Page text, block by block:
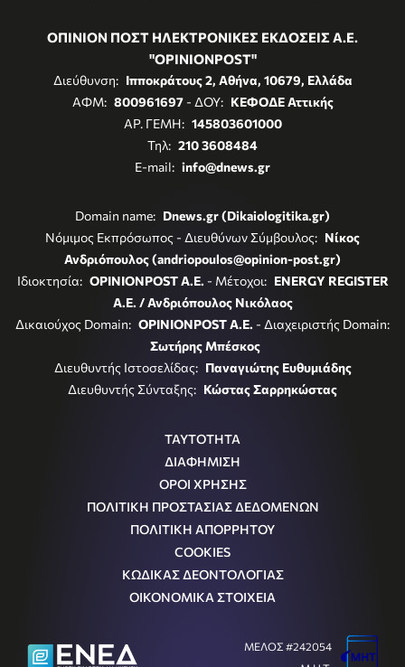
ΟΠΙΝΙΟΝ ΠΟΣΤ ΗΛΕΚΤΡΟΝΙΚΕΣ ΕΚΔΟΣΕΙΣ Α.Ε.
"OPINIONPOST"
Διεύθυνση: Ιπποκράτους 2, Αθήνα, 10679, Ελλάδα
ΑΦΜ: 800961697- ΔΟΥ: ΚΕΦΟΔΕ Αττικής
ΑΡ. ΓΕΜΗ: 145803601000
Τηλ: 210 3608484
E-mail: info@dnews.gr
Domain name: Dnews.gr (Dikaiologitika.gr)
Νόμιμος Εκπρόσωπος - Διευθύνων Σύμβουλος: Νίκος
Ανδριόπουλος (andriopoulos@opinion-post.gr)
Ιδιοκτησία: OPINIONPOST A.E. - Μέτοχοι: ENERGY REGISTER
Α.Ε. / Ανδριόπουλος Νικόλαος
Δικαιούχος Domain: OPINIONPOST A.E. - Διαχειριστής Domain:
Σωτήρης Μπέσκος
Διευθυντής Ιστοσελίδας: Παναγιώτης Ευθυμιάδης
Διευθυντής Σύνταξης: Κώστας Σαρρηκώστας
ΤΑΥΤΟΤΗΤΑ
ΔΙΑΦΗΜΙΣΗ
ΟΡΟΙ ΧΡΗΣΗΣ
ΠΟΛΙΤΙΚΗ ΠΡΟΣΤΑΣΙΑΣ ΔΕΔΟΜΕΝΩΝ
ΠΟΛΙΤΙΚΗ ΑΠΟΡΡΗΤΟΥ
COOKIES
ΚΩΔΙΚΑΣ ΔΕΟΝΤΟΛΟΓΙΑΣ
ΟΙΚΟΝΟΜΙΚΑ ΣΤΟΙΧΕΙΑ
ΜΕΛΟΣ #242054